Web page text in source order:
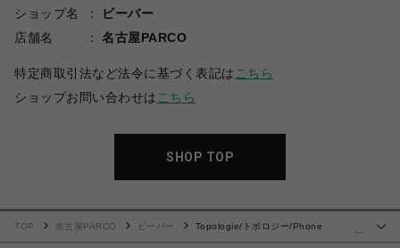
ショップ名
ビーバー
店舗名
名古屋PARCO
特定商取引法など法令に基づく表記は こちら
ショップお問い合わせは こちら
SHOP TOP
…
TOP 名古屋PARCO ビーバー
Topologie/トポロジー/Phone